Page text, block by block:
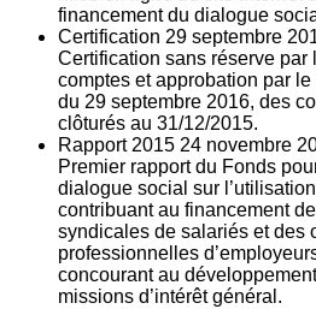
financement du dialogue
Certification 29 septembre
Certification sans réserve par
comptes et approbation par
du 29 septembre 2016, des
clôturés au 31/12/2015.
Rapport 2015 24 novembre
Premier rapport du Fonds
dialogue social sur
contribuant au financement
syndicales de salariés et des
professionnelles
concourant au
missions d’intérêt général.